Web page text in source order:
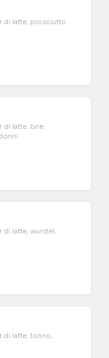
di latte, prosciutto
di latte, brie,
di latte, wurstel,
di latte, tonno,